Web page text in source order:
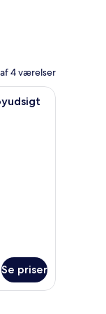
14 - aug. 16
4 værelser
to senge, et skrivebord,
Se priser